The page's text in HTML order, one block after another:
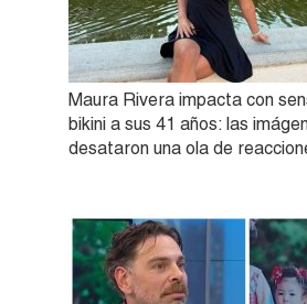
Maura Rivera impacta con
bikini a sus 41 años: las
desataron una ola de